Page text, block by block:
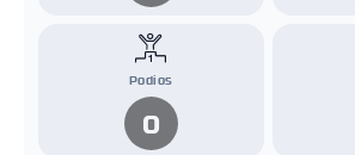
Podios
0